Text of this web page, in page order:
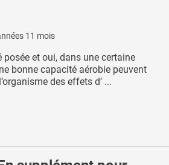
11 mois
et oui, dans une certaine
bonne capacité aérobie peuvent
des effets d’ ...